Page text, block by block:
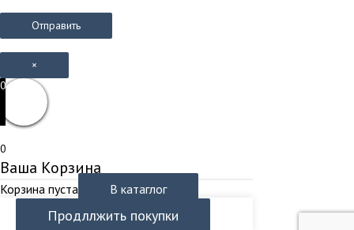
×
0
0
Ваша Корзина
Корзина пуста В катаглог
Продллжить покупки